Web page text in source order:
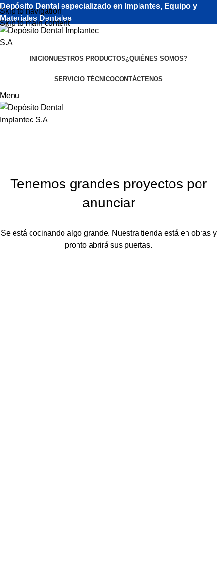
Skip to navigation
Skip to main content
Depósito Dental especializado en Implantes, Equipo y
Materiales Dentales
INICIONUESTROS PRODUCTOS¿QUIÉNES SOMOS?
SERVICIO TÉCNICOCONTÁCTENOS
Menu
Tenemos grandes proyectos por
anunciar
Se está cocinando algo grande. Nuestra tienda está en obras y
pronto abrirá sus puertas.